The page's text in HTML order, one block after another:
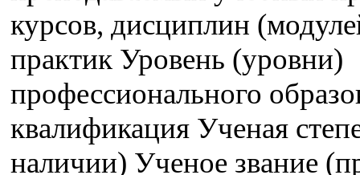
курсов, дисциплин
практик Уровень (уровни)
профессионального
квалификация Ученая
наличии) Ученое звание